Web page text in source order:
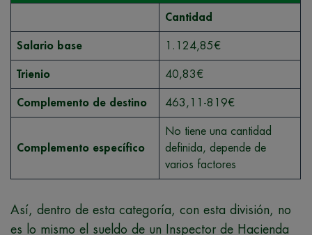
Cantidad
Salario base 1.124,85€
Trienio 40,83€
Complemento de destino 463,11-819€
Complemento específico
No tiene una cantidad
definida, depende de
varios factores
Así, dentro de esta categoría, con esta división, no
es lo mismo el sueldo de un Inspector de Hacienda